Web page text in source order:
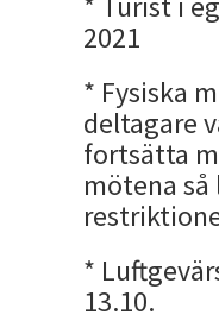
2021
* Fysiska
deltagare
fortsätta
mötena så
*
13.10.